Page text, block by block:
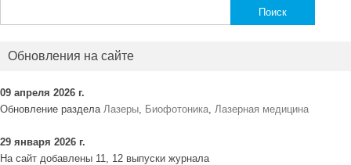
Обновления на сайте
09 апреля 2026 г.
Обновление раздела Лазеры, Биофотоника, Лазерная медицина
29 января 2026 г.
На сайт добавлены 11, 12 выпуски журнала